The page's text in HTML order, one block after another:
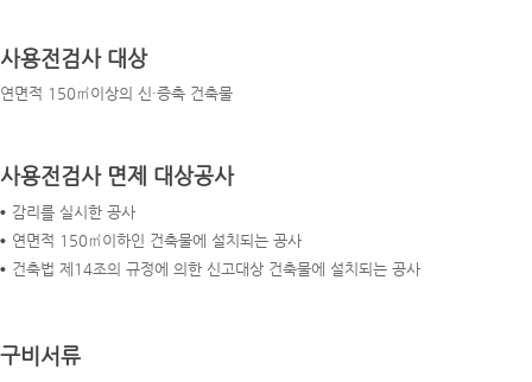
사용전검사 대상
연면적 150㎡이상의 신·증축 건축물
사용전검사 면제 대상공사
감리를 실시한 공사
연면적 150㎡이하인 건축물에 설치되는 공사
건축법 제14조의 규정에 의한 신고대상 건축물에 설치되는 공사
구비서류